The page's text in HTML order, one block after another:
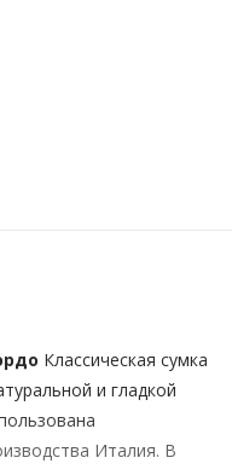
Классическая сумка
и гладкой
Италия. В